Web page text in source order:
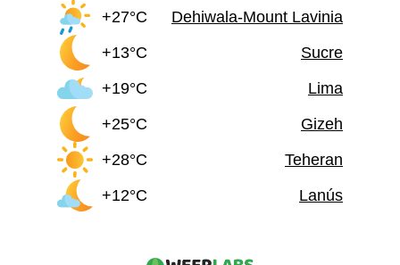
+27°C
Dehiwala-Mount Lavinia
+13°C
Sucre
+19°C
Lima
+25°C
Gizeh
+28°C
Teheran
+12°C
Lanús